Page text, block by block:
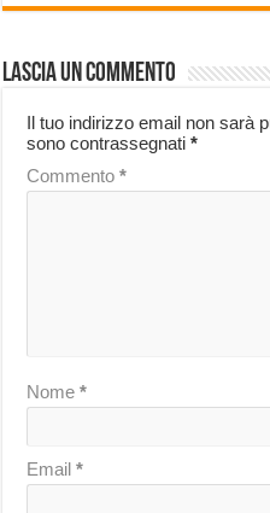
Lascia un commento
Il tuo indirizzo email non sarà
sono contrassegnati*
Commento*
Nome*
Email*